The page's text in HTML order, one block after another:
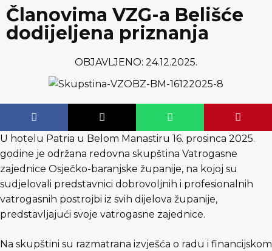
content
Članovima VZG-a Belišće
dodijeljena priznanja
OBJAVLJENO: 24.12.2025.
U hotelu Patria u Belom Manastiru 16. prosinca 2025.
godine je održana redovna skupština Vatrogasne
zajednice Osječko-baranjske županije, na kojoj su
sudjelovali predstavnici dobrovoljnih i profesionalnih
vatrogasnih postrojbi iz svih dijelova županije,
predstavljajući svoje vatrogasne zajednice.
Na skupštini su razmatrana izvješća o radu i financijskom